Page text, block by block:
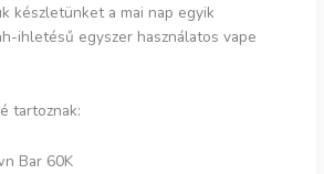
készletünket a mai nap egyik
ihletésű egyszer használatos vape
tartoznak:
Bar 60K